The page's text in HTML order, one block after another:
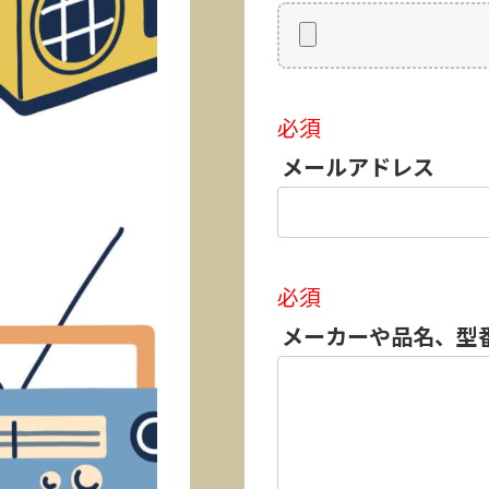
必須
メールアドレス
必須
メーカーや品名、型